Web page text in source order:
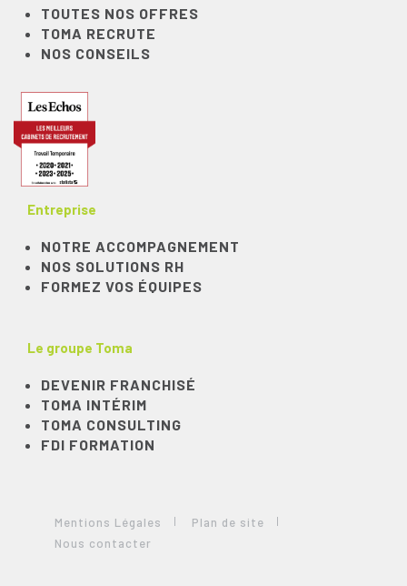
TOUTES NOS OFFRES
TOMA RECRUTE
NOS CONSEILS
Entreprise
NOTRE ACCOMPAGNEMENT
NOS SOLUTIONS RH
FORMEZ VOS ÉQUIPES
Le groupe Toma
DEVENIR FRANCHISÉ
TOMA INTÉRIM
TOMA CONSULTING
FDI FORMATION
Mentions Légales
Plan de site
Nous contacter